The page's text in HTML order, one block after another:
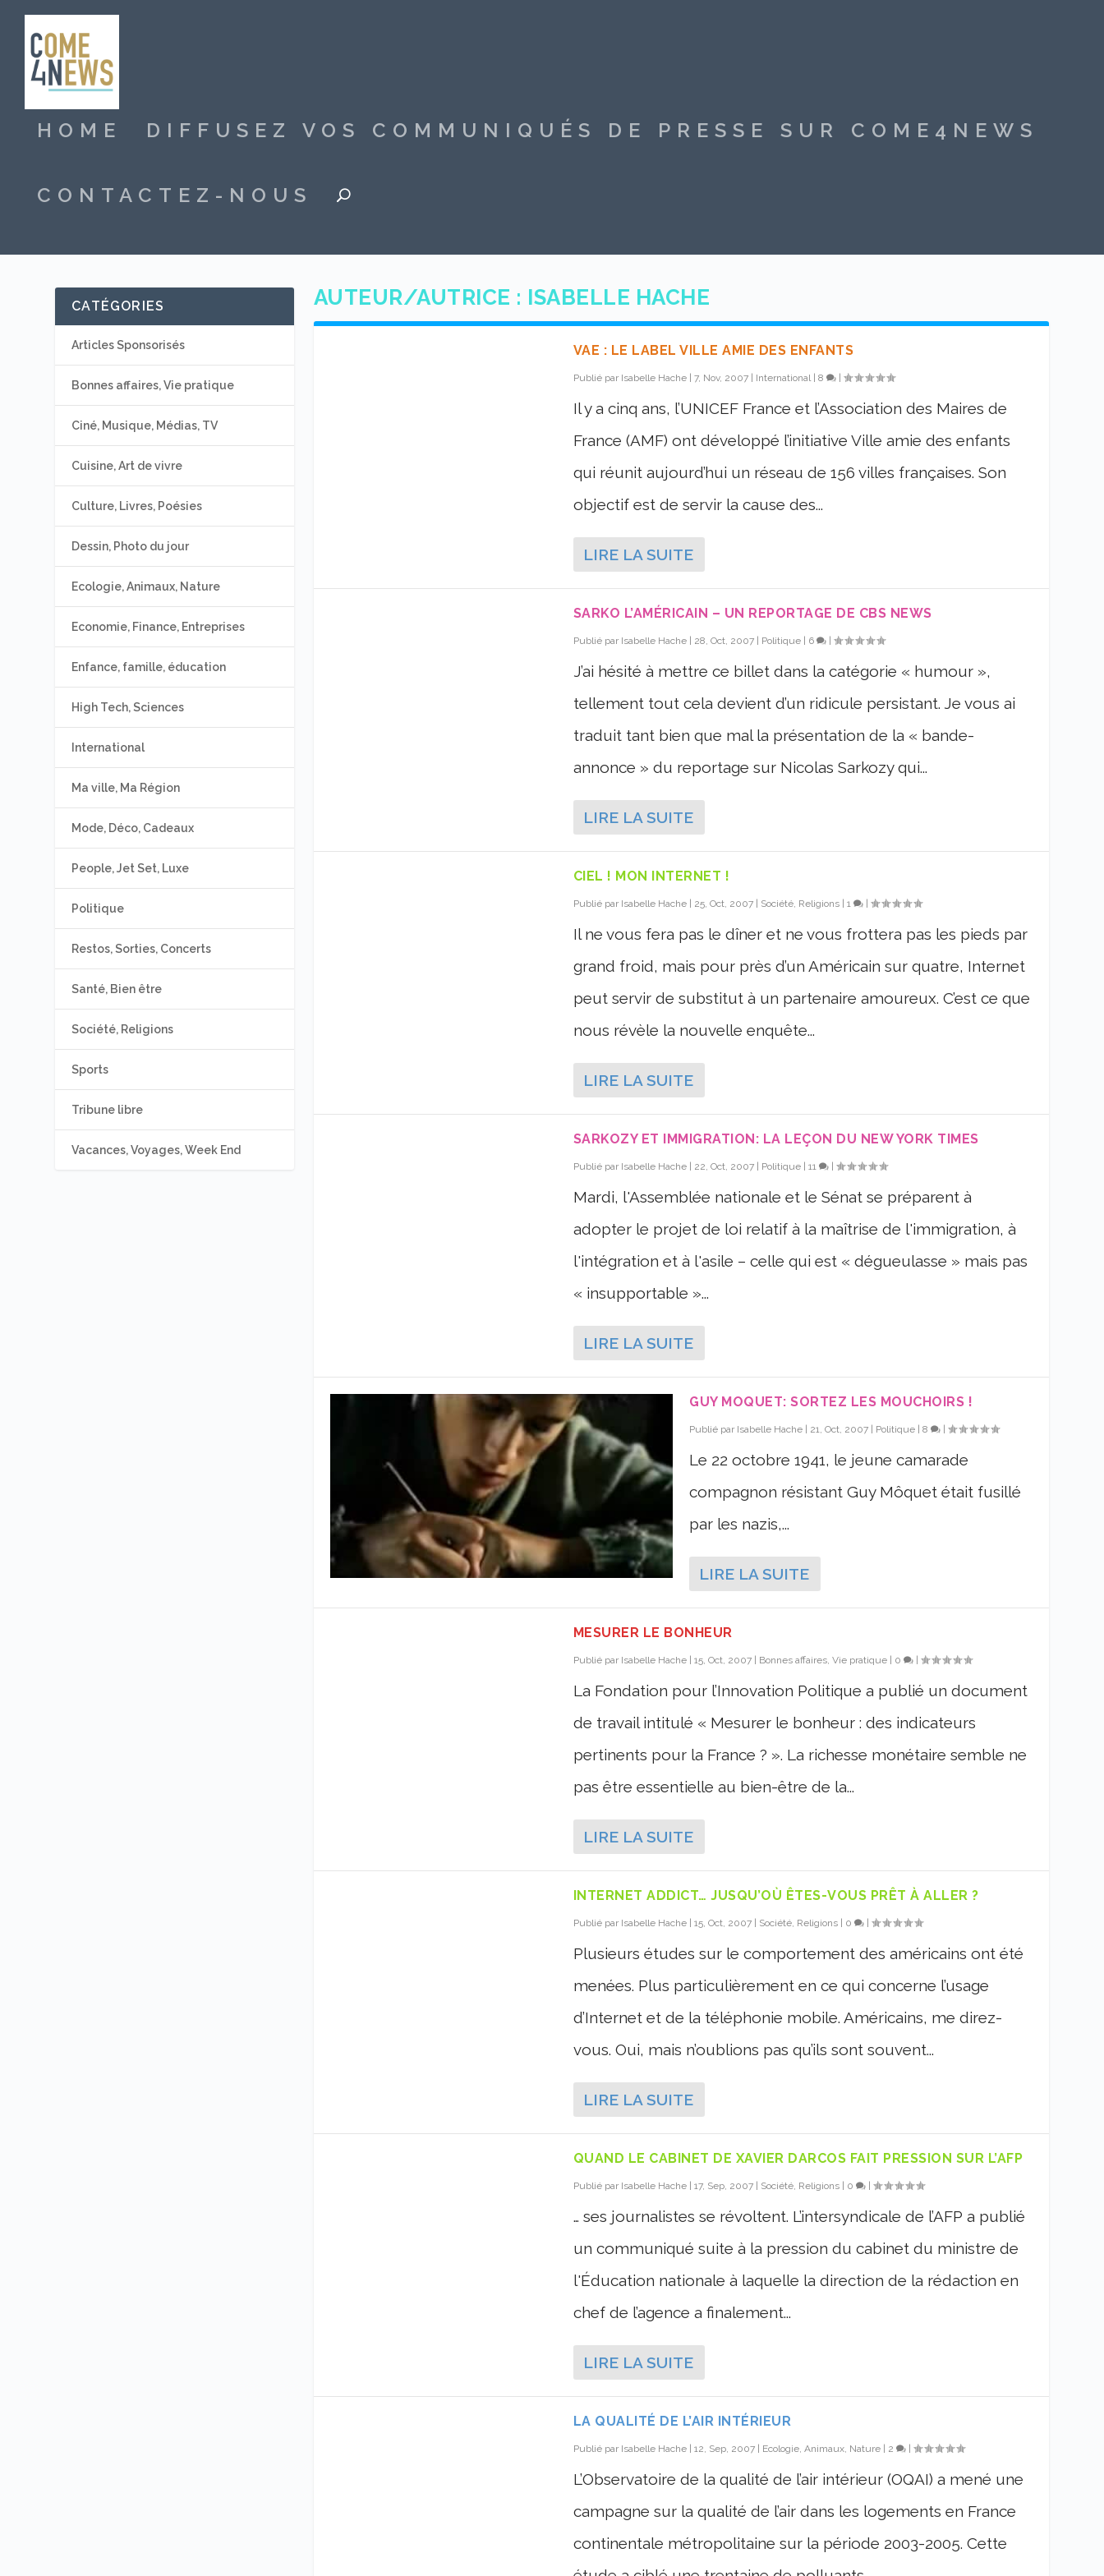
HOME DIFFUSEZ VOS COMMUNIQUÉS DE PRESSE SUR COME4NEWS
CONTACTEZ-NOUS
AUTEUR/AUTRICE : ISABELLE HACHE
VAE : LE LABEL VILLE AMIE DES ENFANTS
Publié par Isabelle Hache| 7, Nov, 2007| International| 8 |
Il y a cinq ans, l’UNICEF France et l’Association des Maires de
France (AMF) ont développé l’initiative Ville amie des enfants
qui réunit aujourd’hui un réseau de 156 villes françaises. Son
objectif est de servir la cause des...
LIRE LA SUITE
SARKO L’AMÉRICAIN – UN REPORTAGE DE CBS NEWS
Publié par Isabelle Hache| 28, Oct, 2007| Politique| 6 |
J’ai hésité à mettre ce billet dans la catégorie « humour »,
tellement tout cela devient d’un ridicule persistant. Je vous ai
traduit tant bien que mal la présentation de la « bande-
annonce » du reportage sur Nicolas Sarkozy qui...
LIRE LA SUITE
CIEL ! MON INTERNET !
Publié par Isabelle Hache| 25, Oct, 2007| Société, Religions| 1 |
Il ne vous fera pas le dîner et ne vous frottera pas les pieds par
grand froid, mais pour près d’un Américain sur quatre, Internet
peut servir de substitut à un partenaire amoureux. C’est ce que
nous révèle la nouvelle enquête...
LIRE LA SUITE
SARKOZY ET IMMIGRATION: LA LEÇON DU NEW YORK TIMES
Publié par Isabelle Hache| 22, Oct, 2007| Politique| 11 |
Mardi, l'Assemblée nationale et le Sénat se préparent à
adopter le projet de loi relatif à la maîtrise de l'immigration, à
l'intégration et à l'asile – celle qui est « dégueulasse » mais pas
« insupportable »...
LIRE LA SUITE
GUY MOQUET: SORTEZ LES MOUCHOIRS !
Publié par Isabelle Hache 21, Oct, 2007 Politique |8 |
Le 22 octobre 1941, le jeune camarade
compagnon résistant Guy Môquet était fusillé
par les nazis,...
LIRE LA SUITE
MESURER LE BONHEUR
Publié par Isabelle Hache| 15, Oct, 2007| Bonnes affaires, Vie pratique| 0 |
La Fondation pour l’Innovation Politique a publié un document
de travail intitulé « Mesurer le bonheur : des indicateurs
pertinents pour la France ? ». La richesse monétaire semble ne
pas être essentielle au bien-être de la...
LIRE LA SUITE
INTERNET ADDICT… JUSQU’OÙ ÊTES-VOUS PRÊT À ALLER ?
Publié par Isabelle Hache| 15, Oct, 2007| Société, Religions| 0 |
Plusieurs études sur le comportement des américains ont été
menées. Plus particulièrement en ce qui concerne l’usage
d’Internet et de la téléphonie mobile. Américains, me direz-
vous. Oui, mais n’oublions pas qu’ils sont souvent...
LIRE LA SUITE
QUAND LE CABINET DE XAVIER DARCOS FAIT PRESSION SUR L’AFP
Publié par Isabelle Hache| 17, Sep, 2007| Société, Religions| 0 |
… ses journalistes se révoltent. L’intersyndicale de l’AFP a publié
un communiqué suite à la pression du cabinet du ministre de
l'Éducation nationale à laquelle la direction de la rédaction en
chef de l’agence a finalement...
LIRE LA SUITE
LA QUALITÉ DE L’AIR INTÉRIEUR
Publié par Isabelle Hache| 12, Sep, 2007| Ecologie, Animaux, Nature| 2 |
L’Observatoire de la qualité de l’air intérieur (OQAI) a mené une
campagne sur la qualité de l’air dans les logements en France
continentale métropolitaine sur la période 2003-2005. Cette
CATÉGORIES
Articles Sponsorisés
Bonnes affaires, Vie pratique
Ciné, Musique, Médias, TV
Cuisine, Art de vivre
Culture, Livres, Poésies
Dessin, Photo du jour
Ecologie, Animaux, Nature
Economie, Finance, Entreprises
Enfance, famille, éducation
High Tech, Sciences
International
Ma ville, Ma Région
Mode, Déco, Cadeaux
People, Jet Set, Luxe
Politique
Restos, Sorties, Concerts
Santé, Bien être
Société, Religions
Sports
Tribune libre
Vacances, Voyages, Week End